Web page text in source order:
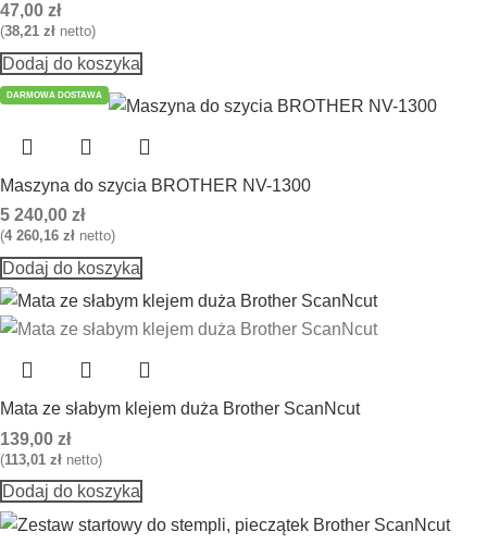
47,00 zł
(38,21 zł netto)
Dodaj do koszyka
DARMOWA DOSTAWA
Maszyna do szycia BROTHER NV-1300
5 240,00 zł
(4 260,16 zł netto)
Dodaj do koszyka
Mata ze słabym klejem duża Brother ScanNcut
139,00 zł
(113,01 zł netto)
Dodaj do koszyka